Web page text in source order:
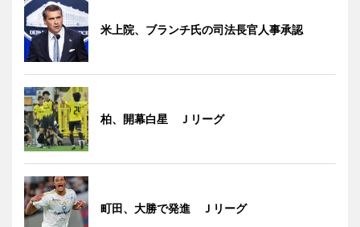
米上院、ブランチ氏の司法長官人事承認
柏、開幕白星 Ｊリーグ
町田、大勝で発進 Ｊリーグ